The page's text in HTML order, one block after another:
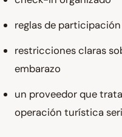
reglas de
restricciones claras
embarazo
un proveedor que
operación turística